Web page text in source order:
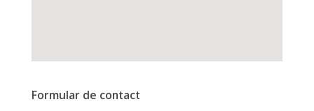
Formular de contact